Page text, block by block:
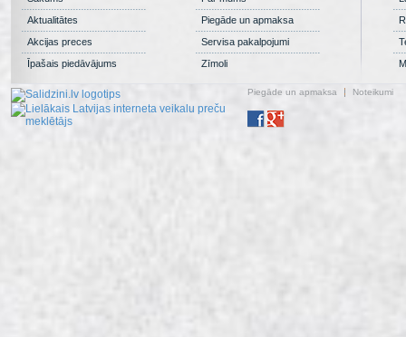
Aktualitātes
Akcijas preces
Īpašais piedāvājums
Piegāde un apmaksa
Servisa pakalpojumi
Zīmoli
Piegāde un apmaksa Noteikumi